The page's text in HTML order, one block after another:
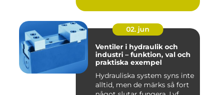
02. jun
Ventiler i hydraulik och
industri – funktion, val och
praktiska exempel
Hydrauliska system syns inte
alltid, men de märks så fort